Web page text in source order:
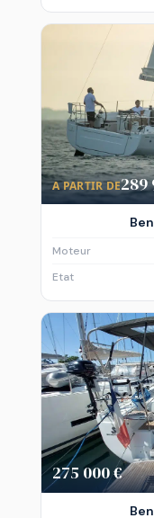
A PARTIR DE289
Moteur
Etat
275 000 €